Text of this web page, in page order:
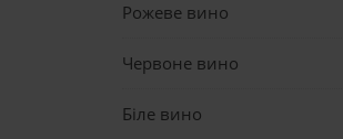
Рожеве вино
Червоне вино
Біле вино